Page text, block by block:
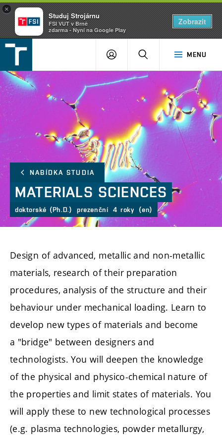
v
Brně
MENU
PŘIHLÁŠENÍ
NABÍDKA STUDIA
MATERIALS SCIENCES
doktorské (Ph.D.) prezenční 4 roky (en)
Design of advanced, metallic and non-metallic
materials, research of their preparation
procedures, analysis of the structure and their
behaviour under mechanical loading. Learn to
develop new types of materials and become
a "bridge" between designers and
technologists. You will deepen the knowledge
of the physical and physico-chemical nature of
the properties and limit states of materials. You
will apply these to new technological processes
(e.g. plasma technologies, powder metallurgy,
×
Studuj Strojárnu
FSI VUT v Brně
zdarma - Nyní na Google Play
Zobrazit